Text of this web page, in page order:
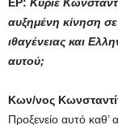
ΕΡ: Κύριε
αυξημένη κίνηση
ιθαγένειας και
αυτού;
Κων/νος
Προξενείο αυτό καθ’